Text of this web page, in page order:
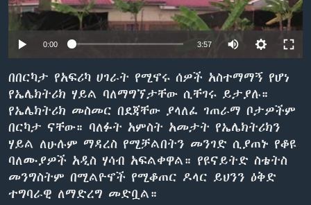
ቋንቋዎች
0:00 3:57
በበርካታ የአፍሪካ ሀገራት የሚኖሩ ሰዎች አስተማማኝ የሆነ
የኤሌክትሪክ ሃይል ባለማግኘታቸው ሲቸገሩ ይታያሉ።
የኤሌክትሪክ መስመር በደጃቸው ያላለፈ ገጠራማ ቦታዎችም
በርካታ ናቸው። ባለፉት አምስት አመታት የኤሌክትሪክን
ሃይል ለሁሉም ማዳረስ የሚቻልበትን መንገድ ሲያጠኑ የቆዩ
ባለሙያዎች አዲስ ሃሳብ አፍልቀዋል። የዩናይትድ ስቴትስ
መንግስትም በሚልዮኖች የሚቆጠር ዶላር ይህንን ዕቅድ
ተግባራዊ ለማድረግ መድቧል።